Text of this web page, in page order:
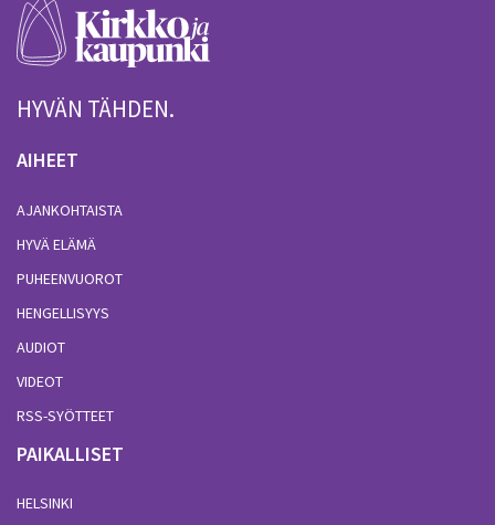
HYVÄN TÄHDEN.
AIHEET
AJANKOHTAISTA
HYVÄ ELÄMÄ
PUHEENVUOROT
HENGELLISYYS
AUDIOT
VIDEOT
RSS-SYÖTTEET
PAIKALLISET
HELSINKI